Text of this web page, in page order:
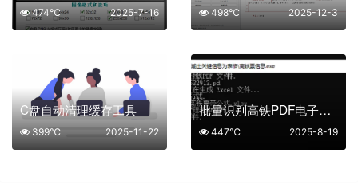
2025-7-16
474℃ 2025-12-3
498℃
C盘自动清理缓存工具
2025-11-22
399℃
批量识别高铁PDF电子票工具
2025-8-19
447℃